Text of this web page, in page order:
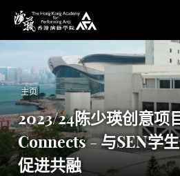
香港演艺学院
主页
2023/24陈少瑛创意项
Connects - 与SEN学
促进共融